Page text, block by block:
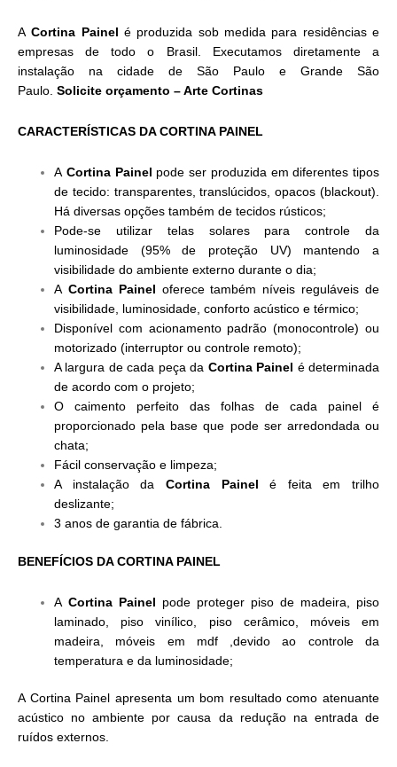
ACortina Painelé produzida sob medida para residências e
empresas de todo o Brasil. Executamos diretamente a
instalação na cidade de São Paulo e Grande São
Paulo. Solicite orçamento – Arte Cortinas
CARACTERÍSTICAS DA CORTINA PAINEL
A Cortina Painel pode ser produzida em diferentes tipos
de tecido: transparentes, translúcidos, opacos (blackout).
Há diversas opções também de tecidos rústicos;
Pode-se utilizar telas solares para controle da
luminosidade (95% de proteção UV) mantendo a
visibilidade do ambiente externo durante o dia;
A Cortina Painel
oferece também níveis reguláveis de
visibilidade, luminosidade, conforto acústico e térmico;
Disponível com acionamento padrão (monocontrole) ou
motorizado (interruptor ou controle remoto);
A largura de cada peça da Cortina Painel é determinada
de acordo com o projeto;
O caimento perfeito das folhas de cada painel é
proporcionado pela base que pode ser arredondada ou
chata;
Fácil conservação e limpeza;
A instalação da Cortina Painel
é feita em trilho
deslizante;
3 anos de garantia de fábrica.
BENEFÍCIOS DA CORTINA PAINEL
ACortina Painel pode proteger piso de madeira, piso
laminado, piso vinílico, piso cerâmico, móveis em
madeira, móveis em mdf ,devido ao controle da
temperatura e da luminosidade;
A Cortina Painel apresenta um bom resultado como atenuante
acústico no ambiente por causa da redução na entrada de
ruídos externos.